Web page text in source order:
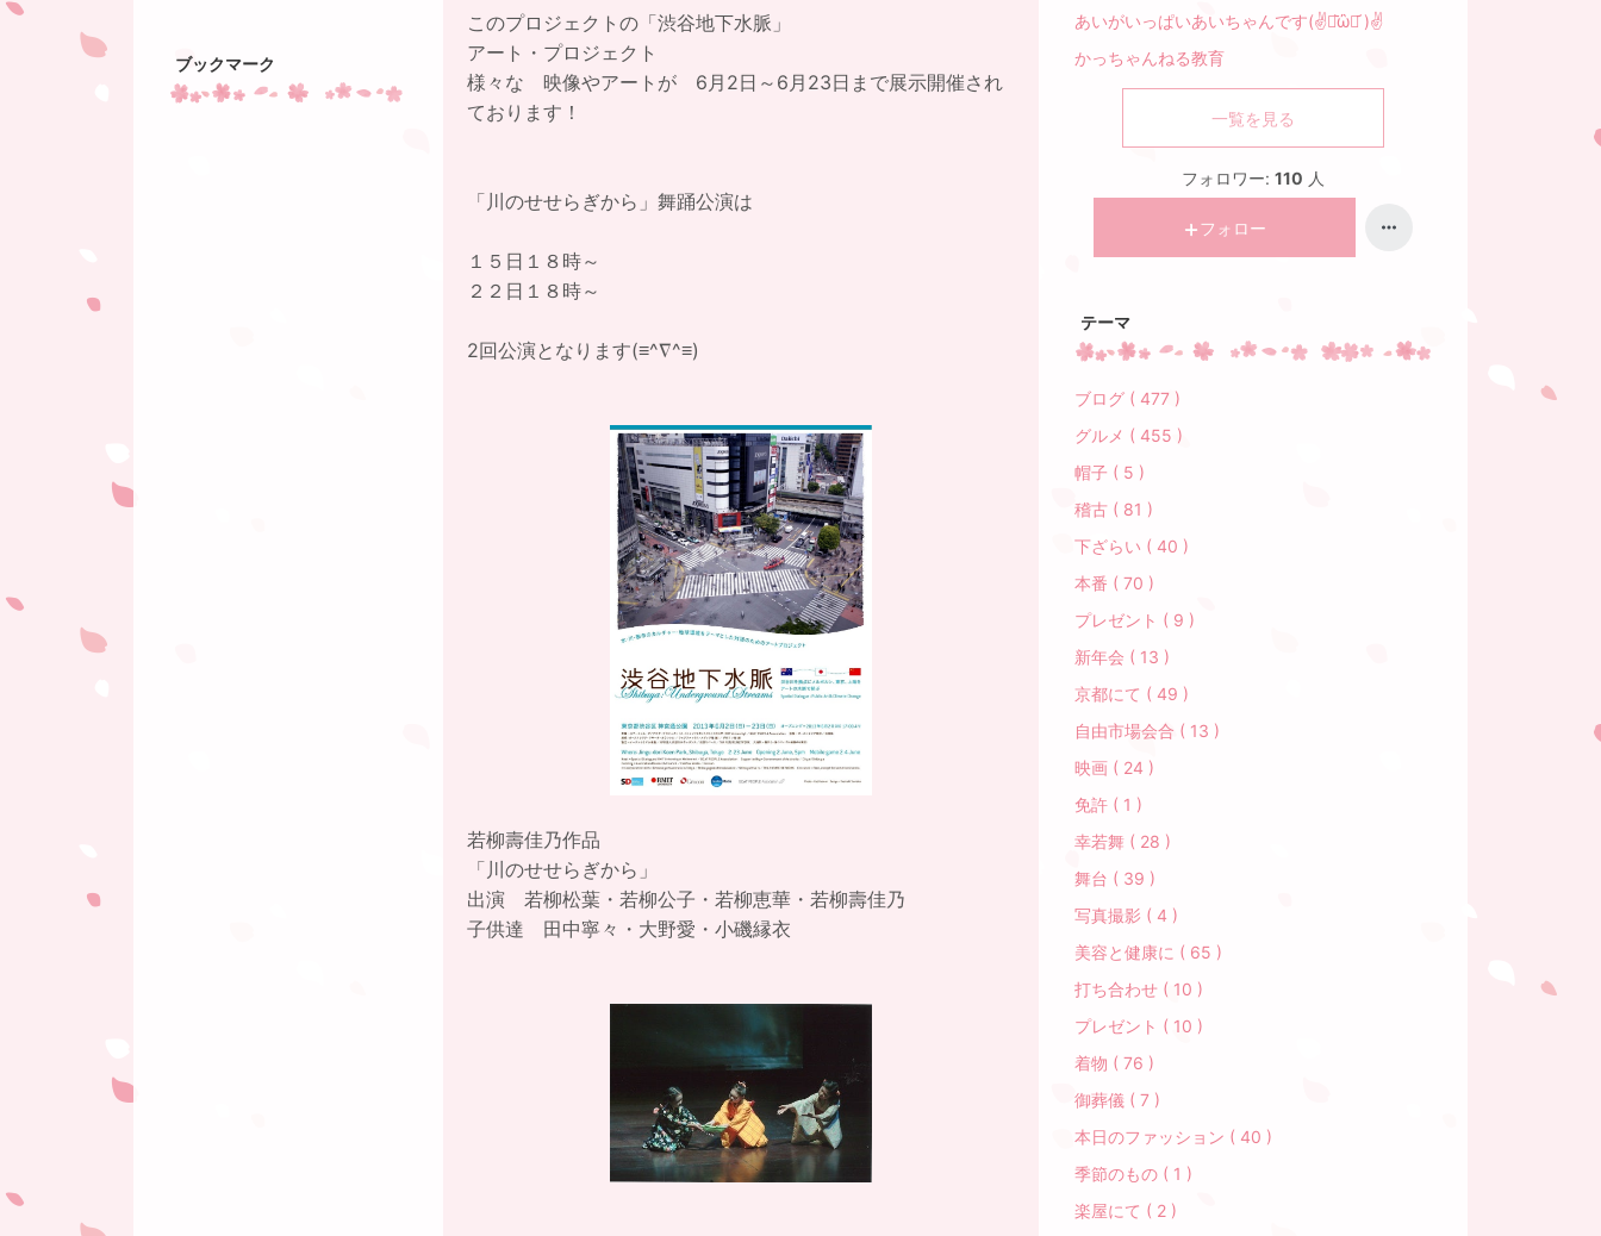
このプロジェクトの「渋谷地下水脈」
アート・プロジェクト
様々な 映像やアートが 6月2日～6月23日まで展示開催され
ております！
「川のせせらぎから」舞踊公演は
１５日１８時～
２２日１８時～
2回公演となります(≡^∇^≡)
若柳壽佳乃作品
「川のせせらぎから」
出演 若柳松葉・若柳公子・若柳恵華・若柳壽佳乃
子供達 田中寧々・大野愛・小磯縁衣
あいがいっぱいあいちゃんです(✌･᷅ὢ･᷄ )✌
かっちゃんねる教育
一覧を見る
フォロワー: 110 人
フォロー
テーマ
ブログ ( 477 )
グルメ ( 455 )
帽子 ( 5 )
稽古 ( 81 )
下ざらい ( 40 )
本番 ( 70 )
プレゼント ( 9 )
新年会 ( 13 )
京都にて ( 49 )
自由市場会合 ( 13 )
映画 ( 24 )
免許 ( 1 )
幸若舞 ( 28 )
舞台 ( 39 )
写真撮影 ( 4 )
美容と健康に ( 65 )
打ち合わせ ( 10 )
プレゼント ( 10 )
着物 ( 76 )
御葬儀 ( 7 )
本日のファッション ( 40 )
季節のもの ( 1 )
楽屋にて ( 2 )
ブックマーク